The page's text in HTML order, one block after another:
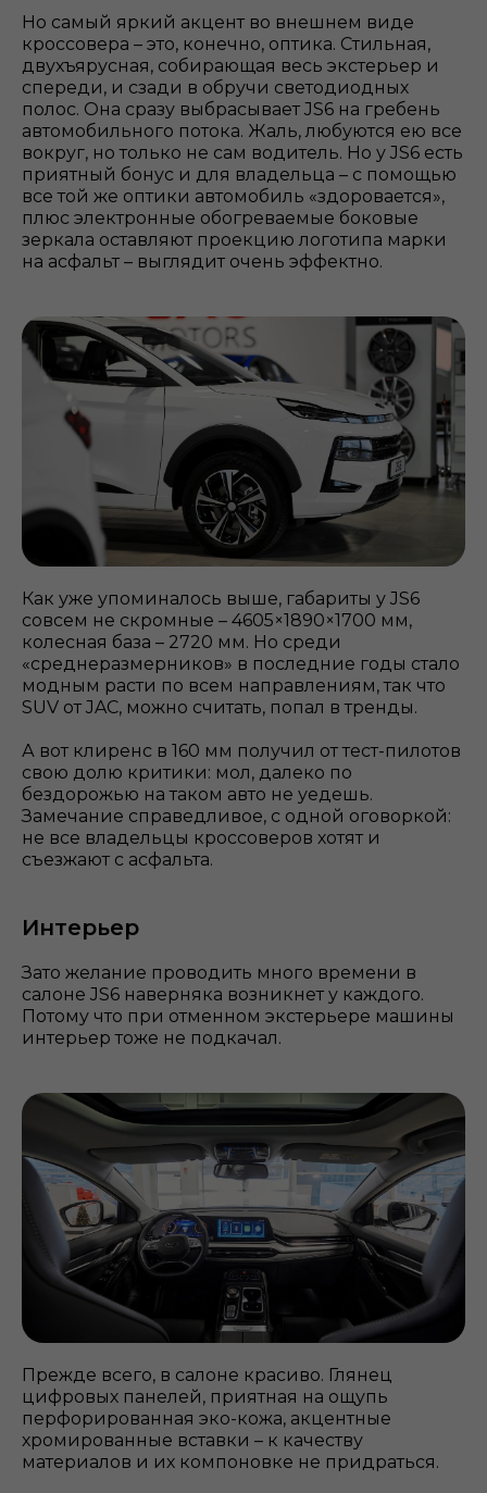
Но самый яркий акцент во внешнем виде
кроссовера – это, конечно, оптика. Стильная,
двухъярусная, собирающая весь экстерьер и
спереди, и сзади в обручи светодиодных
полос. Она сразу выбрасывает JS6 на гребень
автомобильного потока. Жаль, любуются ею все
вокруг, но только не сам водитель. Но у JS6 есть
приятный бонус и для владельца – с помощью
все той же оптики автомобиль «здоровается»,
плюс электронные обогреваемые боковые
зеркала оставляют проекцию логотипа марки
на асфальт – выглядит очень эффектно.
Как уже упоминалось выше, габариты у JS6
совсем не скромные – 4605×1890×1700 мм,
колесная база – 2720 мм. Но среди
«среднеразмерников» в последние годы стало
модным расти по всем направлениям, так что
SUV от JAC, можно считать, попал в тренды.
А вот клиренс в 160 мм получил от тест-пилотов
свою долю критики: мол, далеко по
бездорожью на таком авто не уедешь.
Замечание справедливое, с одной оговоркой:
не все владельцы кроссоверов хотят и
съезжают с асфальта.
Интерьер
Зато желание проводить много времени в
салоне JS6 наверняка возникнет у каждого.
Потому что при отменном экстерьере машины
интерьер тоже не подкачал.
Прежде всего, в салоне красиво. Глянец
цифровых панелей, приятная на ощупь
перфорированная эко-кожа, акцентные
хромированные вставки – к качеству
материалов и их компоновке не придраться.